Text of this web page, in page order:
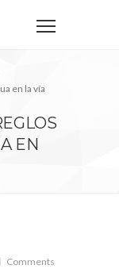
en la vía
EN
Comments